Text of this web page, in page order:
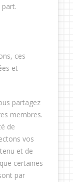
ces
et
partagez
membres.
de
vos
et de
certaines
par